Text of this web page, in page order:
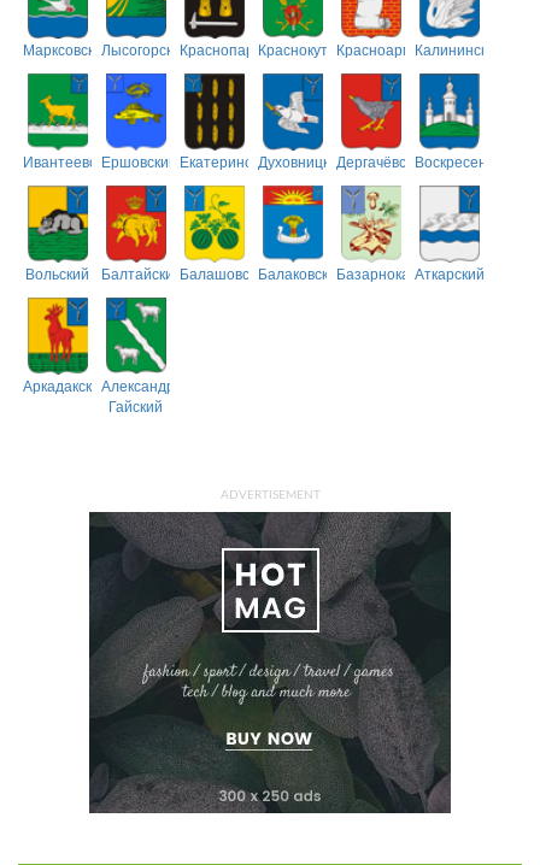
МарксовскийЛысогорскийКраснопартизанский
КраснокутскийКрасноармейский
Калининский
ИвантеевскийЕршовский ЕкатериновскийДуховницкийДергачёвскийВоскресенский
Вольский БалтайскийБалашовскийБалаковскийБазарнокарабулакский
Аткарский
АркадакскийАлександрово-
Гайский
ADVERTISEMENT